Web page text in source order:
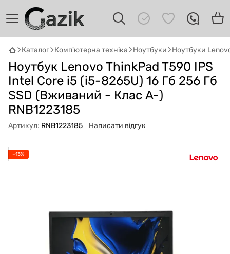
Каталог Комп'ютерна техніка Ноутбуки Ноутбуки
Ноутбук Lenovo ThinkPad T590 IPS
Intel Core i5 (i5-8265U) 16 Гб 256 Гб
SSD (Вживаний - Клас A-)
RNB1223185
Артикул: RNB1223185 Написати відгук
−13%
GAZIK AI
Онлайн · пошук техніки
Привіт! 👋 Я Gazik AI — допоможу
підібрати вживану комп'ютерну техніку.
Що шукаєш?